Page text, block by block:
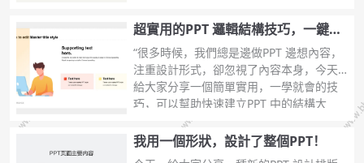
超實用的PPT 邏輯結構技巧，一鍵導
入Word 大綱！
“很多時候，我們總是邊做PPT 邊想內容，
注重設計形式，卻忽視了內容本身，今天
給大家分享一個簡單實用，一學就會的技
巧，可以幫助快速建立PPT 中的結構大
綱，一鍵生成相應的內容頁面。”在Word
中建立
...
我用一個形狀，設計了整個PPT！